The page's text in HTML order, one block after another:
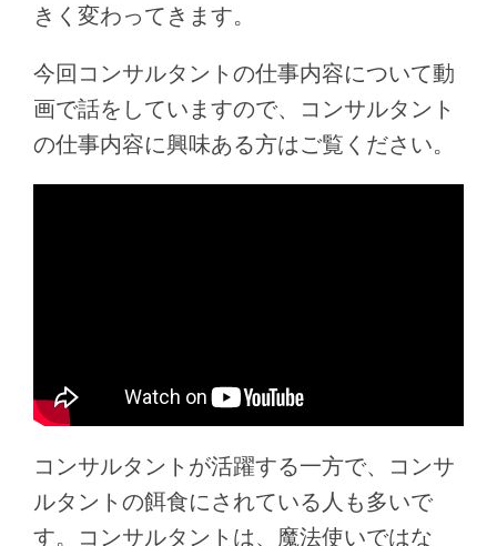
きく変わってきます。
今回コンサルタントの仕事内容について動
画で話をしていますので、コンサルタント
の仕事内容に興味ある方はご覧ください。
コンサルタントが活躍する一方で、コンサ
ルタントの餌食にされている人も多いで
す。コンサルタントは、魔法使いではな